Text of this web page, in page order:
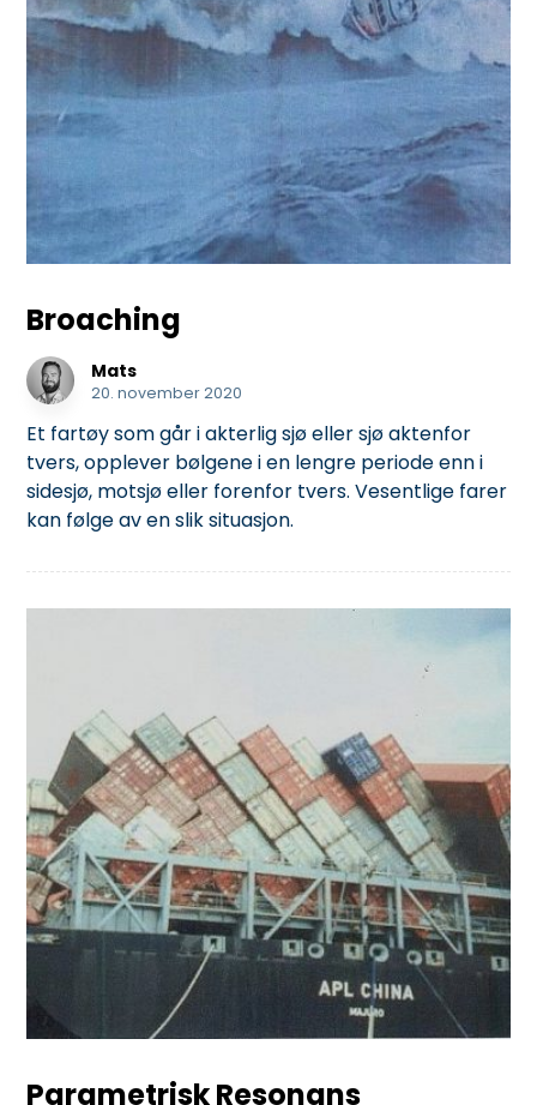
Broaching
Mats
20. november 2020
Et fartøy som går i akterlig sjø eller sjø aktenfor
tvers, opplever bølgene i en lengre periode enn i
sidesjø, motsjø eller forenfor tvers. Vesentlige farer
kan følge av en slik situasjon.
Parametrisk Resonans